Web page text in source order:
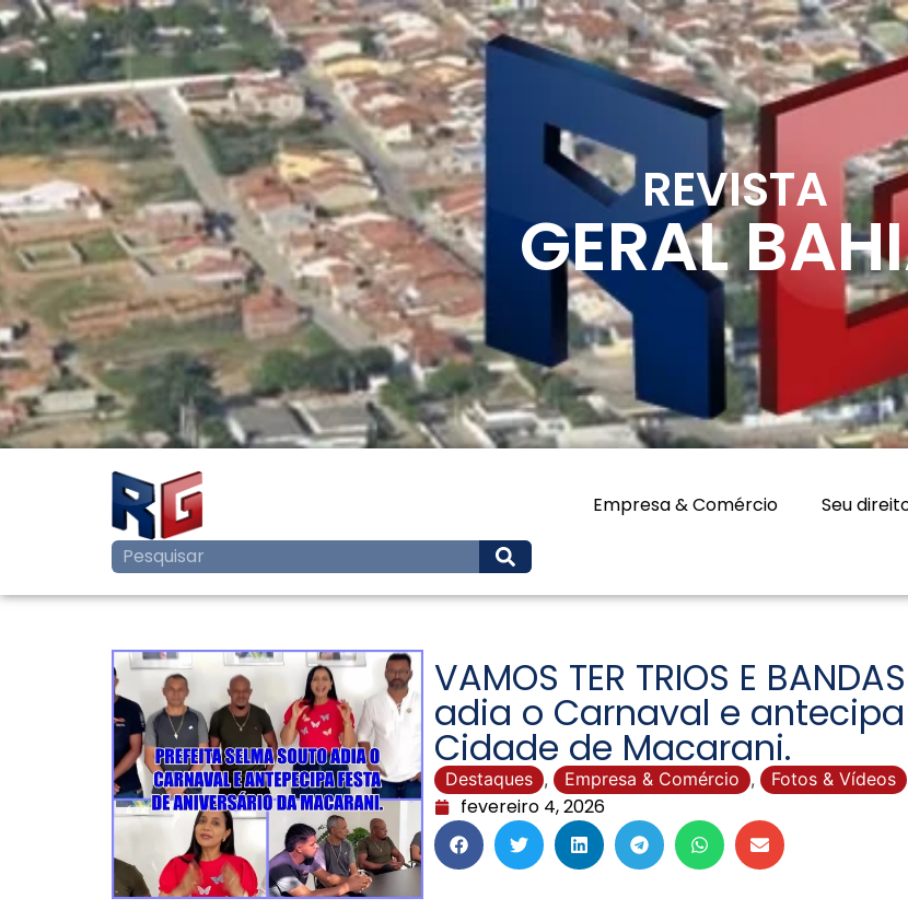
REVISTA
GERAL
Empresa & Comércio Seu
VAMOS TER TRIOS E
adia o Carnaval e
Cidade de Macarani.
Destaques , Empresa & Comércio , Fotos & Vídeos
fevereiro 4, 2026